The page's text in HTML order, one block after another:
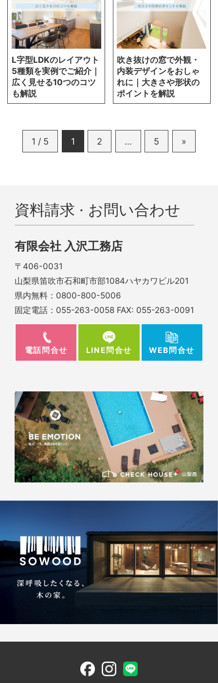
L字型LDKのレイアウト
5種類を実例でご紹介｜
広く見せる10つのコツ
も解説
吹き抜けの窓で外観・
内装デザインをおしゃ
れに｜大きさや形状の
ポイントを解説
1 / 5 1 2 … 5 »
資料請求 · お問い合わせ
有限会社 入沢工務店
〒406-0031
山梨県笛吹市石和町市部1084ハヤカワビル201
県内無料： 0800-800-5006
固定電話： 055-263-0058 FAX: 055-263-0091
電話問合せ LINE問合せ WEB問合せ